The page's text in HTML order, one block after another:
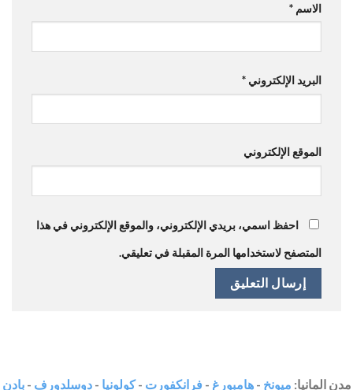
الاسم *
البريد الإلكتروني *
الموقع الإلكتروني
احفظ اسمي، بريدي الإلكتروني، والموقع الإلكتروني في هذا
المتصفح لاستخدامها المرة المقبلة في تعليقي.
مدن المانيا: ميونخ -هامبورغ - فرانكفورت -كولونيا -دوسلدورف -بادن